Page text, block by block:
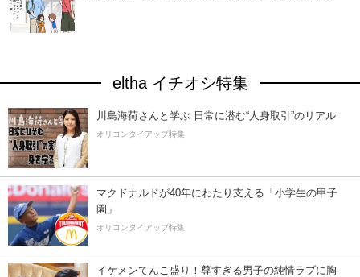
eltha イチオシ特集
川島海荷さんと学ぶ 日常に潜む“人身取引”のリアル
オリコンタイアップ特集
マクドナルドが40年にわたり支える「小学生の甲子
園」
オリコンタイアップ特集
イケメンてんこ盛り！尊すぎる男子の純情ラブに胸